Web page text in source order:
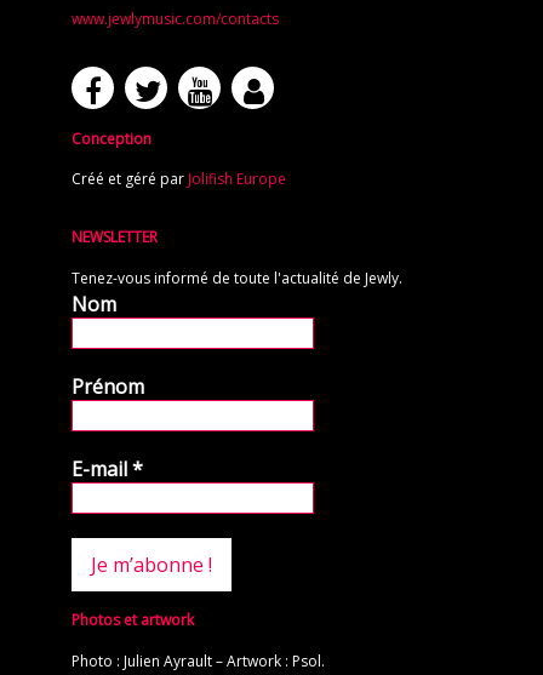
www.jewlymusic.com/contacts
Conception
Créé et géré par Jolifish Europe
NEWSLETTER
Tenez-vous informé de toute l'actualité de Jewly.
Nom
Prénom
E-mail*
Photos et artwork
Photo : Julien Ayrault – Artwork : Psol.